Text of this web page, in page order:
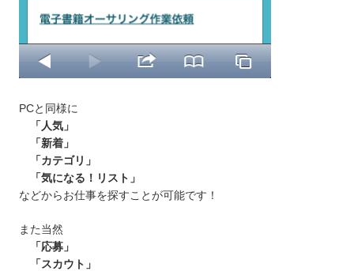
PCと同様に
「人気」
「新着」
「カテゴリ」
「気になる！リスト」
などからお仕事を探すことが可能です！
また当然
「応募」
「スカウト」